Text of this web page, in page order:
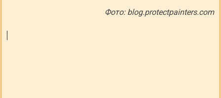
Фото: blog.protectpainters.com